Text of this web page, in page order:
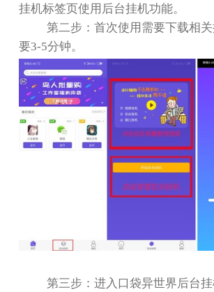
挂机标签页使用后台挂机功能。
第二步：首次使用需要下载相
要3-5分钟。
第三步：进入口袋异世界后台